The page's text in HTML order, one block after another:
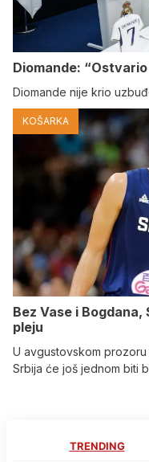
Diomande:
Diomande nije krio
KOŠARKA
Bez Vase i
pleju
U avgustovskom
Srbija će još jednom biti
TRENDING